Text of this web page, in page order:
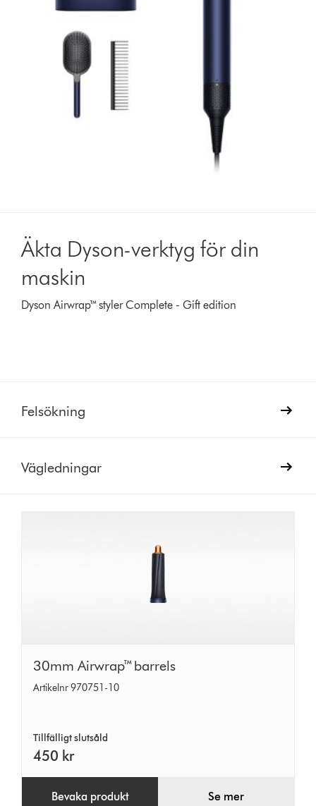
Äkta Dyson-verktyg för din
maskin
Dyson Airwrap™ styler Complete - Gift edition
Felsökning
Vägledningar
30mm
Airwrap™
30mm Airwrap™ barrels
Artikelnr 970751-10
Tillfälligt slutsåld
450 kr
Bevaka produkt Se mer